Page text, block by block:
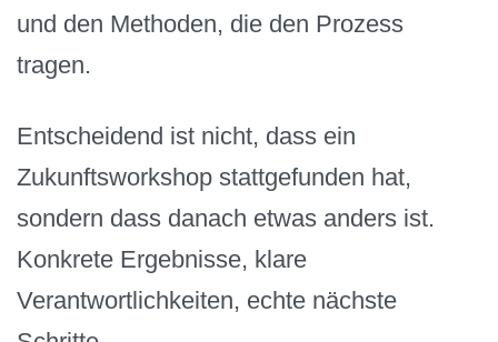
und den Methoden, die den Prozess
tragen.
Entscheidend ist nicht, dass ein
Zukunftsworkshop stattgefunden hat,
sondern dass danach etwas anders ist.
Konkrete Ergebnisse, klare
Verantwortlichkeiten, echte nächste